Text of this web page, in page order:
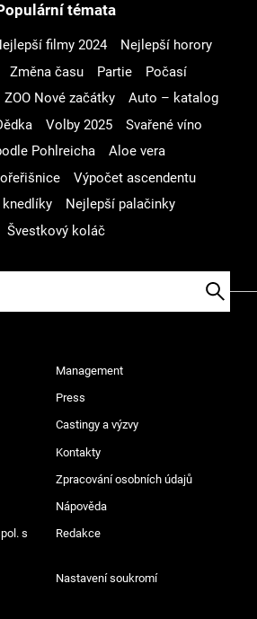
témata
filmy 2024
Nejlepší horory
Změna času Partie
Počasí
ZOO Nové začátky
Auto – katalog
Volby 2025
Svařené víno
Pohlreicha
Aloe vera
Výpočet ascendentu
knedlíky
Nejlepší palačinky
Švestkový koláč
Management
Press
Castingy a výzvy
Kontakty
Zpracování osobních údajů
Nápověda
s
Redakce
Nastavení soukromí